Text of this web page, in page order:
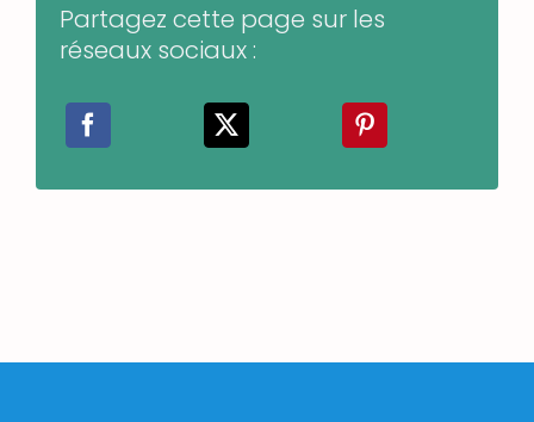
Partagez cette page sur les
réseaux sociaux :